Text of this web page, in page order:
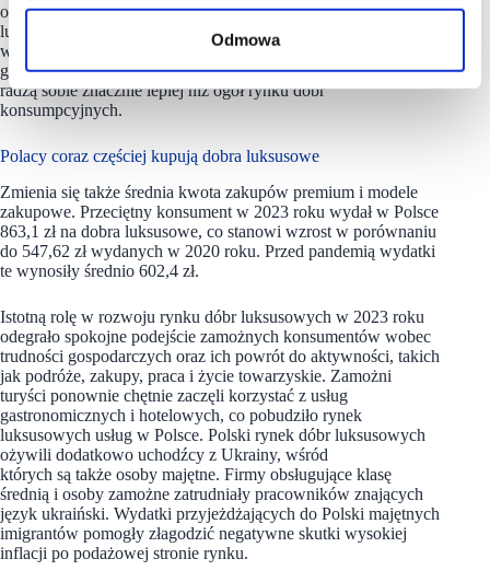
Odmowa
okresie. W porównaniu do szerokiego rynku, rynek dóbr
luksusowych skuteczniej opiera się makroekonomicznym
wyzwaniom. Potwierdza to również tezę, że w okresach
gospodarczo-społecznej niepewności spółki z tego sektora
radzą sobie znacznie lepiej niż ogół rynku dóbr
konsumpcyjnych.
Polacy coraz częściej kupują dobra luksusowe
Zmienia się także średnia kwota zakupów premium i modele
zakupowe. Przeciętny konsument w 2023 roku wydał w Polsce
863,1 zł na dobra luksusowe, co stanowi wzrost w porównaniu
do 547,62 zł wydanych w 2020 roku. Przed pandemią wydatki
te wynosiły średnio 602,4 zł.
Istotną rolę w rozwoju rynku dóbr luksusowych w 2023 roku
odegrało spokojne podejście zamożnych konsumentów wobec
trudności gospodarczych oraz ich powrót do aktywności, takich
jak podróże, zakupy, praca i życie towarzyskie. Zamożni
turyści ponownie chętnie zaczęli korzystać z usług
gastronomicznych i hotelowych, co pobudziło rynek
luksusowych usług w Polsce. Polski rynek dóbr luksusowych
ożywili dodatkowo uchodźcy z Ukrainy, wśród
których są także osoby majętne. Firmy obsługujące klasę
średnią i osoby zamożne zatrudniały pracowników znających
język ukraiński. Wydatki przyjeżdżających do Polski majętnych
imigrantów pomogły złagodzić negatywne skutki wysokiej
inflacji po podażowej stronie rynku.